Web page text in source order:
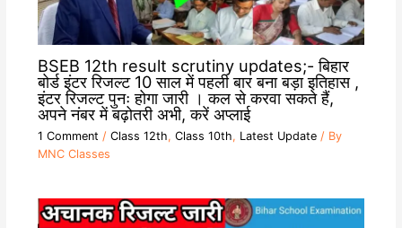
BSEB 12th result scrutiny updates;- बिहार
बोर्ड इंटर रिजल्ट 10 साल में पहली बार बना बड़ा इतिहास ,
इंटर रिजल्ट पुनः होगा जारी । कल से करवा सकते हैं,
अपने नंबर में बढ़ोतरी अभी, करें अप्लाई
1 Comment / Class 12th, Class 10th, Latest Update/ By
MNC Classes